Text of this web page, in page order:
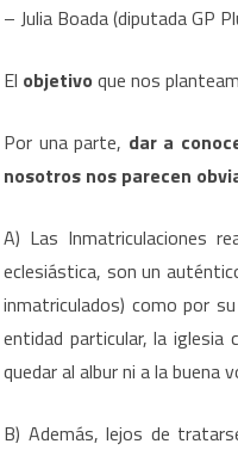
– Julia Boada (diputada GP
El objetivo que nos
Por una parte, dar a
nosotros nos parecen
A) Las Inmatriculaciones
eclesiástica, son un
inmatriculados) como por
entidad particular, la iglesia
quedar al albur ni a la
B) Además, lejos de